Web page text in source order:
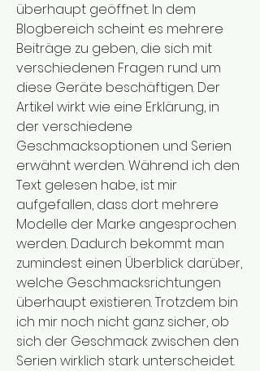
überhaupt geöffnet. In dem
Blogbereich scheint es mehrere
Beiträge zu geben, die sich mit
verschiedenen Fragen rund um
diese Geräte beschäftigen. Der
Artikel wirkt wie eine Erklärung, in
der verschiedene
Geschmacksoptionen und Serien
erwähnt werden. Während ich den
Text gelesen habe, ist mir
aufgefallen, dass dort mehrere
Modelle der Marke angesprochen
werden. Dadurch bekommt man
zumindest einen Überblick darüber,
welche Geschmacksrichtungen
überhaupt existieren. Trotzdem bin
ich mir noch nicht ganz sicher, ob
sich der Geschmack zwischen den
Serien wirklich stark unterscheidet.